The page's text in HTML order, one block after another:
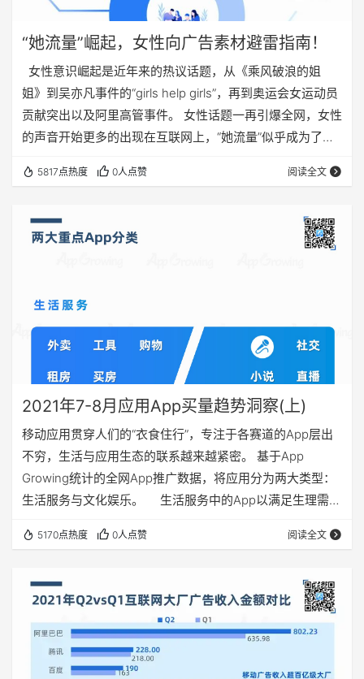
“她流量”崛起，女性向广告素材避雷指南！
女性意识崛起是近年来的热议话题，从《乘风破浪的姐
姐》到吴亦凡事件的“girls help girls”，再到奥运会女运动员
贡献突出以及阿里高管事件。 女性话题一再引爆全网，女性
的声音开始更多的出现在互联网上，“她流量”似乎成为了新
之而来的却是层出不穷的广告翻车事件，面对庞大的“她流
“她流量”崛起 在易观千帆数据提供的2021年上半年移动互联
网用户性别比例中可见，互联网女性用户占比…
5817点热度 0人点赞 阅读全文
2021年7-8月应用App买量趋势洞察(上)
移动应用贯穿人们的“衣食住行”，专注于各赛道的App层出
不穷，生活与应用生态的联系越来越紧密。 基于App
Growing统计的全网App推广数据，将应用分为两大类型：
生活服务与文化娱乐。 生活服务中的App以满足生理需求
求。 在2021年7-8月份全行业App推广TOP50中，有23款
通过哪些渠道获客？在广告创意上有哪些巧思？增长突出的
App有哪些推广策…
5170点热度 0人点赞 阅读全文